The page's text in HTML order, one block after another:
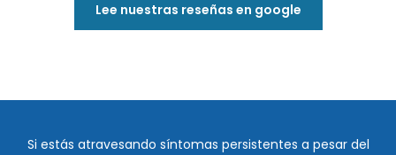
Lee nuestras reseñas en google
Si estás atravesando síntomas persistentes a pesar del